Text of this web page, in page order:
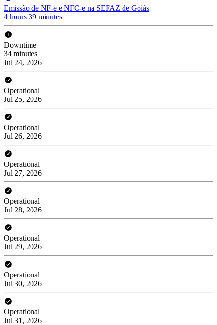
Emissão de NF-e e NFC-e na SEFAZ de Goiás
4 hours 39 minutes
Downtime
34 minutes
Jul 24, 2026
Operational
Jul 25, 2026
Operational
Jul 26, 2026
Operational
Jul 27, 2026
Operational
Jul 28, 2026
Operational
Jul 29, 2026
Operational
Jul 30, 2026
Operational
Jul 31, 2026